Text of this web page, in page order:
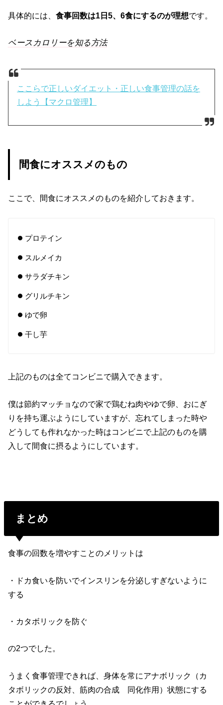
具体的には、食事回数は1日5、6食にするのが理想です。
ベースカロリーを知る方法
ここらで正しいダイエット・正しい食事管理の話を
しよう【マクロ管理】
間食にオススメのもの
ここで、間食にオススメのものを紹介しておきます。
プロテイン
スルメイカ
サラダチキン
グリルチキン
ゆで卵
干し芋
上記のものは全てコンビニで購入できます。
僕は節約マッチョなので家で鶏むね肉やゆで卵、おにぎ
りを持ち運ぶようにしていますが、忘れてしまった時や
どうしても作れなかった時はコンビニで上記のものを購
入して間食に摂るようにしています。
まとめ
食事の回数を増やすことのメリットは
・ドカ食いを防いでインスリンを分泌しすぎないように
する
・カタボリックを防ぐ
の2つでした。
うまく食事管理できれば、身体を常にアナボリック（カ
タボリックの反対、筋肉の合成 同化作用）状態にする